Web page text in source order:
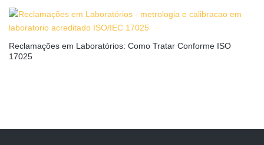
Reclamações em Laboratórios: Como Tratar Conforme ISO
17025